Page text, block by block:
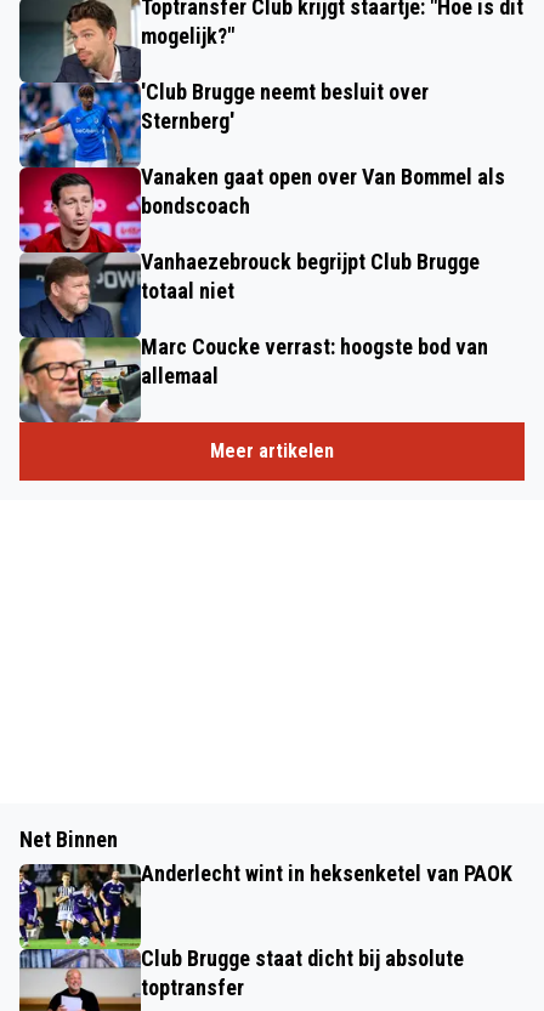
Toptransfer Club krijgt staartje: "Hoe is dit
mogelijk?"
'Club Brugge neemt besluit over
Sternberg'
Vanaken gaat open over Van Bommel als
bondscoach
Vanhaezebrouck begrijpt Club Brugge
totaal niet
Marc Coucke verrast: hoogste bod van
allemaal
Meer artikelen
Net Binnen
Anderlecht wint in heksenketel van PAOK
Club Brugge staat dicht bij absolute
toptransfer